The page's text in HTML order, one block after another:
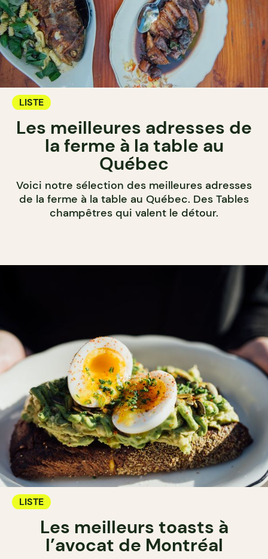
LISTE
Les meilleures adresses de
la ferme à la table au
Québec
Voici notre sélection des meilleures adresses
de la ferme à la table au Québec. Des Tables
champêtres qui valent le détour.
LISTE
Les meilleurs toasts à
l’avocat de Montréal